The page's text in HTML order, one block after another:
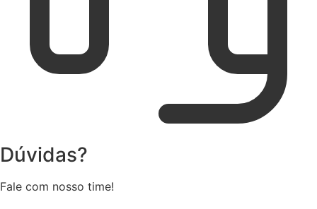
Dúvidas?
Fale com nosso time!